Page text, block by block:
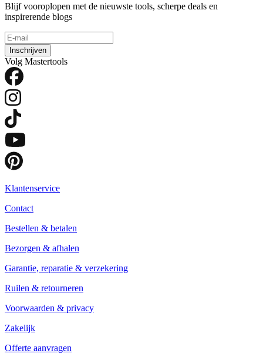
Blijf vooroplopen met de nieuwste tools, scherpe deals en
inspirerende blogs
Inschrijven
Volg Mastertools
Klantenservice
Contact
Bestellen & betalen
Bezorgen & afhalen
Garantie, reparatie & verzekering
Ruilen & retourneren
Voorwaarden & privacy
Zakelijk
Offerte aanvragen